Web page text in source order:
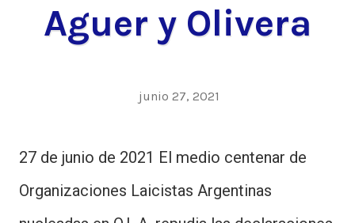
Aguer y Olivera
junio 27, 2021
27 de junio de 2021 El medio centenar de
Organizaciones Laicistas Argentinas